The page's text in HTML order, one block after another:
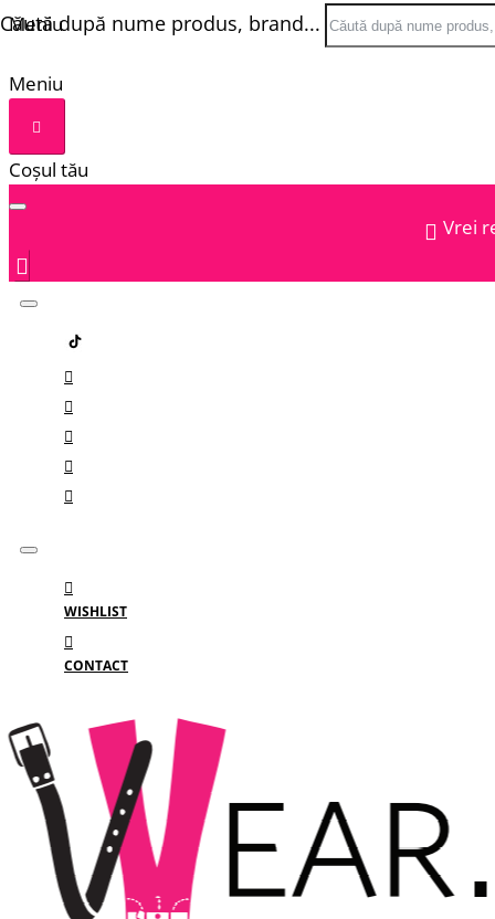
Meniu
Meniu
Coșul tău
Vrei
WISHLIST
CONTACT
Meniu
MENIU
Categorii
Branduri
Căută după nume produs, brand...